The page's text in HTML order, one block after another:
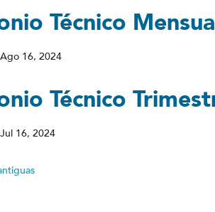
Técnico
Ago 16, 2024
Técnico
Jul 16, 2024